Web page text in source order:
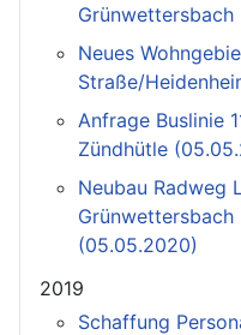
Grünwettersbach
Neues
Straße/
Anfrage Buslinie
Zündhütle
Neubau Radweg
(05.05.2020)
2019
Schaffung